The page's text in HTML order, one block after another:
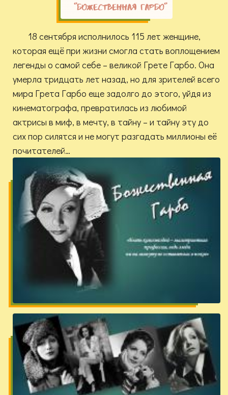
18 сентября исполнилось 115 лет женщине,
которая ещё при жизни смогла стать воплощением
легенды о самой себе – великой Грете Гарбо. Она
умерла тридцать лет назад, но для зрителей всего
мира Грета Гарбо еще задолго до этого, уйдя из
кинематографа, превратилась из любимой
актрисы в миф, в мечту, в тайну – и тайну эту до
сих пор силятся и не могут разгадать миллионы её
почитателей…